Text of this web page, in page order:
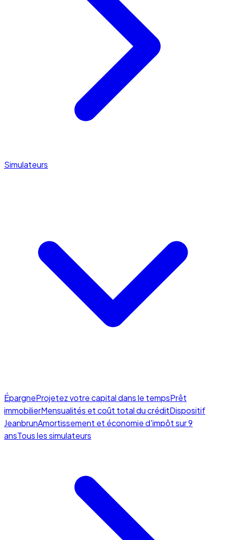
Simulateurs
ÉpargneProjetez votre capital dans le tempsPrêt
immobilierMensualités et coût total du créditDispositif
JeanbrunAmortissement et économie d'impôt sur 9
ansTous les simulateurs